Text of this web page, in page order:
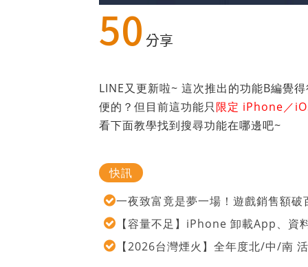
50 分享
LINE又更新啦~ 這次推出的功能B編覺
便的？但目前這功能只限定 iPhone／
看下面教學找到搜尋功能在哪邊吧~
快訊
一夜致富竟是夢一場！遊戲銷售額
【容量不足】iPhone 卸載App、資
【2026台灣煙火】全年度北/中/南